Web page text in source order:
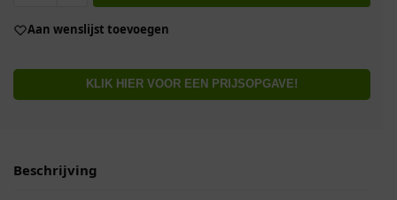
Aan wenslijst toevoegen
KLIK HIER VOOR EEN PRIJSOPGAVE!
Beschrijving